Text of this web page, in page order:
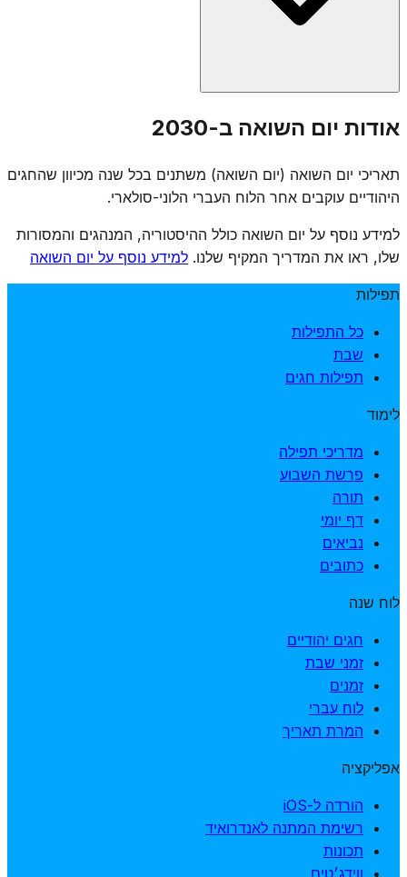
אין נוסח תפילה רשמי אחיד ליום השואה, אך קהילות רבות
מוסיפות תפילות זיכרון, אומרות תהילים, מדליקות נרות נשמה
ומקיימות טקסי אזכרה. חלק מהקהילות מוסיפות "אל מלא
רחמים" מיוחד לזכר קדושי השואה. הרבנות הראשית הנהיגה
אמירת קינות ותפילות מיוחדות.
אודות יום השואה ב-2030
תאריכי יום השואה (יום השואה) משתנים בכל שנה מכיוון שהחגים
היהודיים עוקבים אחר הלוח העברי הלוני-סולארי.
למידע נוסף על יום השואה כולל ההיסטוריה, המנהגים והמסורות
שלו, ראו את המדריך המקיף שלנו. למידע נוסף על יום השואה
תפילות
כל התפילות
שבת
תפילות חגים
לימוד
מדריכי תפילה
פרשת השבוע
תורה
דף יומי
נביאים
כתובים
לוח שנה
חגים יהודיים
זמני שבת
זמנים
לוח עברי
המרת תאריך
אפליקציה
הורדה ל-iOS
רשימת המתנה לאנדרואיד
תכונות